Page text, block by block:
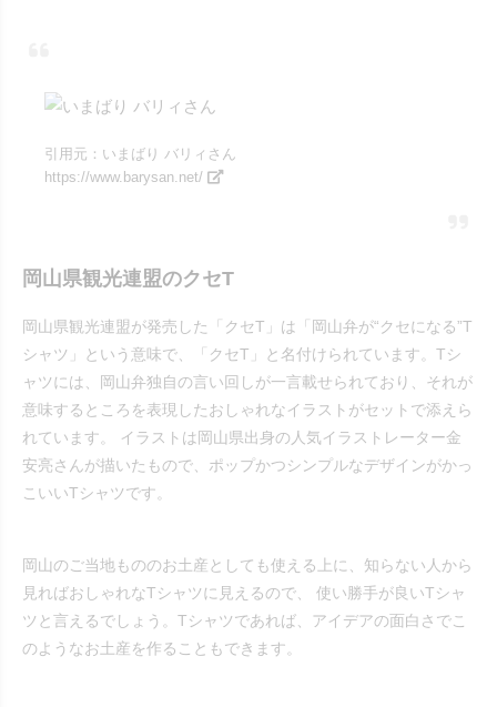
引用元：いまばり バリィさん
https://www.barysan.net/
岡山県観光連盟のクセT
岡山県観光連盟が発売した「クセT」は「岡山弁が“クセになる”T
シャツ」という意味で、「クセT」と名付けられています。Tシ
ャツには、岡山弁独自の言い回しが一言載せられており、それが
意味するところを表現したおしゃれなイラストがセットで添えら
れています。 イラストは岡山県出身の人気イラストレーター金
安亮さんが描いたもので、ポップかつシンプルなデザインがかっ
こいいTシャツです。
岡山のご当地もののお土産としても使える上に、知らない人から
見ればおしゃれなTシャツに見えるので、 使い勝手が良いTシャ
ツと言えるでしょう。Tシャツであれば、アイデアの面白さでこ
のようなお土産を作ることもできます。